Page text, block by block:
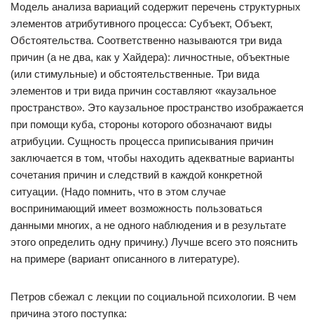
Модель анализа вариаций содержит перечень структурных
элементов атрибутивного процесса: Субъект, Объект,
Обстоятельства. Соответственно называются три вида
причин (а не два, как у Хайдера): личностные, объектные
(или стимульные) и обстоятельственные. Три вида
элементов и три вида причин составляют «каузальное
пространство». Это каузальное пространство изображается
при помощи куба, стороны которого обозначают виды
атрибуции. Сущность процесса приписывания причин
заключается в том, чтобы находить адекватные варианты
сочетания причин и следствий в каждой конкретной
ситуации. (Надо помнить, что в этом случае
воспринимающий имеет возможность пользоваться
данными многих, а не одного наблюдения и в результате
этого определить одну причину.) Лучше всего это пояснить
на примере (вариант описанного в литературе).
Петров сбежал с лекции по социальной психологии. В чем
причина этого поступка: